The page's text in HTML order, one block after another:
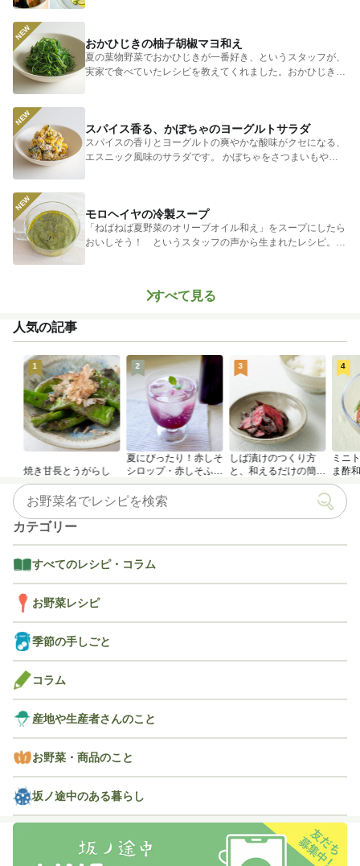
します。 そ...
おかひじきの柚子胡椒マヨ和え
夏の葉物野菜でおかひじきが一番好き、というスタッフが、
実家で食べていたレシピを教えてくれました。おかひじきの
スパイス香る、かぼちゃのヨーグルトサラダ
スパイスの香りとヨーグルトの爽やかな酸味がクセになる、
エスニック風味のサラダです。 かぼちゃをさつまいもやじ
モロヘイヤの冷製スープ
「ねばねば夏野菜のオリーブオイル和え」をスープにしたら
おいしそう！ というスタッフの声から生まれたレシピ。つ
すべて見る
人気の記事
1
焼き甘長とうがらし
2
夏にぴったり！赤しそ
シロップ・赤しそふり
かけのつくり方
3
しば漬けのつくり方
と、和えるだけの簡単
アレンジレシピ
4
ミニ
ま酢
カテゴリー
すべてのレシピ・コラム
お野菜レシピ
季節の手しごと
コラム
産地や生産者さんのこと
お野菜・商品のこと
坂ノ途中のある暮らし